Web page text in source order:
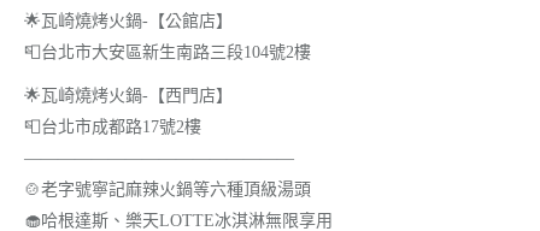
🌟瓦崎燒烤火鍋-【公館店】
📮台北市大安區新生南路三段104號2樓
🌟瓦崎燒烤火鍋-【西門店】
📮台北市成都路17號2樓
————————————————
🍲老字號寧記麻辣火鍋等六種頂級湯頭
🧁哈根達斯、樂天LOTTE冰淇淋無限享用